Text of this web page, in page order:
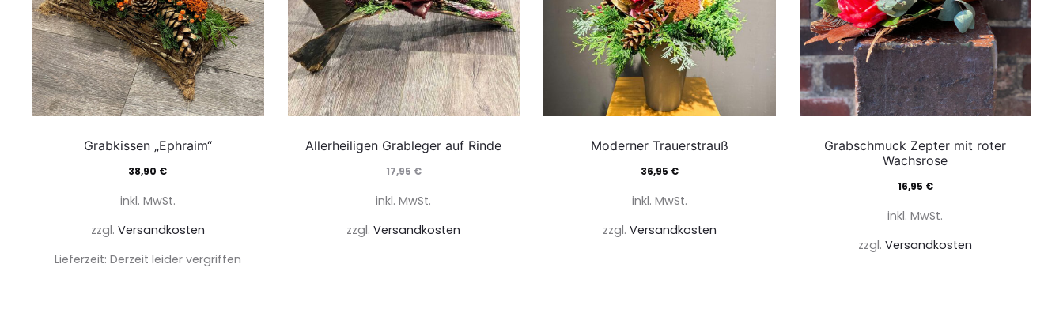
Grabkissen „Ephraim“
38,90 €
inkl. MwSt.
zzgl. Versandkosten
Lieferzeit: Derzeit leider vergriffen
Allerheiligen Grableger auf Rinde
17,95 €
inkl. MwSt.
zzgl.Versandkosten
Moderner Trauerstrauß
36,95 €
inkl. MwSt.
zzgl. Versandkosten
Grabschmuck Zepter mit roter
Wachsrose
16,95 €
inkl. MwSt.
zzgl.Versandkosten